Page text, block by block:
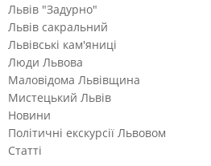
Львів "Задурно"
Львів сакральний
Львівські кам'яниці
Люди Львова
Маловідома Львівщина
Мистецький Львів
Новини
Політичні екскурсії Львовом
Статті